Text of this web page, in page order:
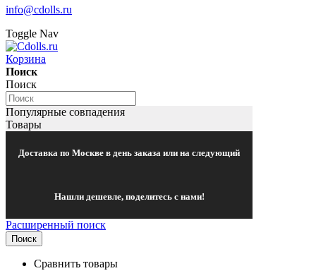
info@cdolls.ru
Toggle Nav
Корзина
Поиск
Поиск
Популярные совпадения
Товары
Доставка по Москве в день заказа или на следующий
Нашли дешевле, поделитесь с нами!
Расширенный поиск
Поиск
Сравнить товары